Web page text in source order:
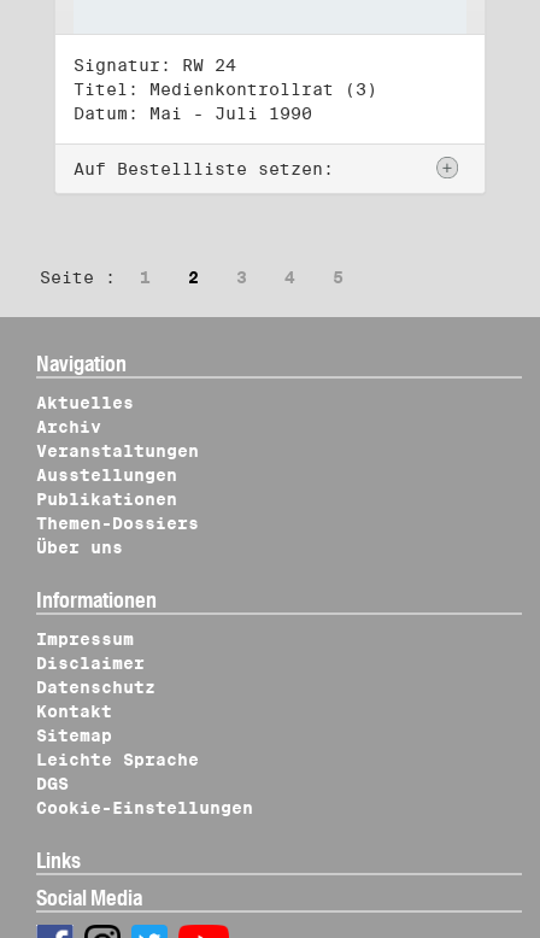
Signatur: RW 24
Titel: Medienkontrollrat (3)
Datum: Mai - Juli 1990
Auf Bestellliste setzen:
Seite : 1 2 3 4 5
Navigation
Aktuelles
Archiv
Veranstaltungen
Ausstellungen
Publikationen
Themen-Dossiers
Über uns
Informationen
Impressum
Disclaimer
Datenschutz
Kontakt
Sitemap
Leichte Sprache
DGS
Cookie-Einstellungen
Links
Social Media